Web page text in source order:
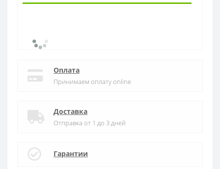
Оплата
Принимаем оплату online
Доставка
Отправка от 1 до 3 дней
Гарантии